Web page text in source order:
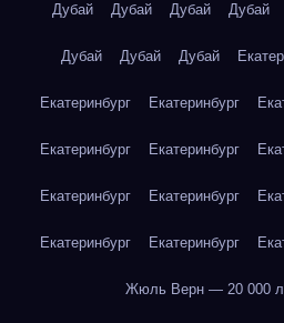
Дубай Дубай Дубай Дубай
Дубай Дубай Дубай
Екатеринбург Екатеринбург
Екатеринбург Екатеринбург
Екатеринбург Екатеринбург
Екатеринбург Екатеринбург
Жюль Верн — 20 000